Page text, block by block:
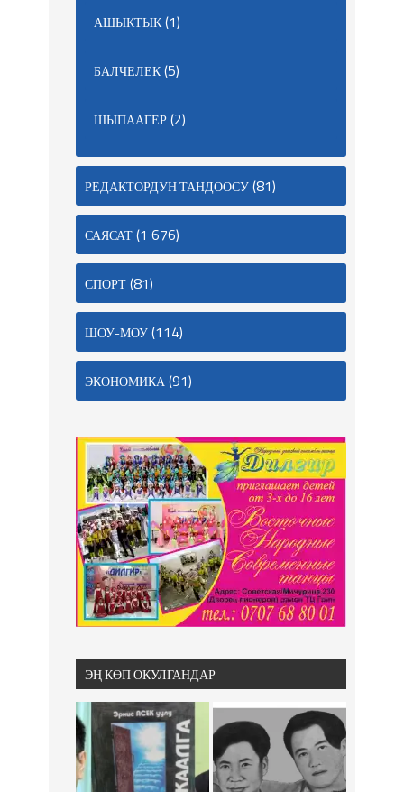
АШЫКТЫК(1)
БАЛЧЕЛЕК(5)
ШЫПААГЕР(2)
РЕДАКТОРДУН ТАНДООСУ(81)
САЯСАТ(1 676)
СПОРТ(81)
ШОУ-МОУ(114)
ЭКОНОМИКА(91)
ЭҢ КӨП ОКУЛГАНДАР